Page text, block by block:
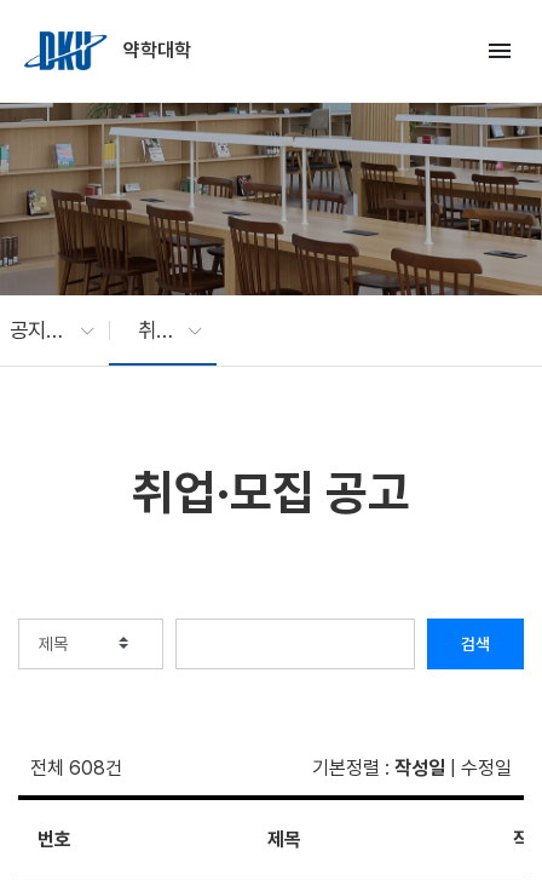
약학대학
menu
공지사항 취업·모집 공고
취업·모집 공고
검색
전체 608건 기본정렬 : 작성일 수정일
번호 제목 작